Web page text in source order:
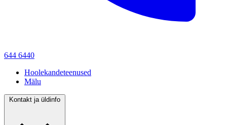
644 6440
Hoolekandeteenused
Mälu
Kontakt ja üldinfo